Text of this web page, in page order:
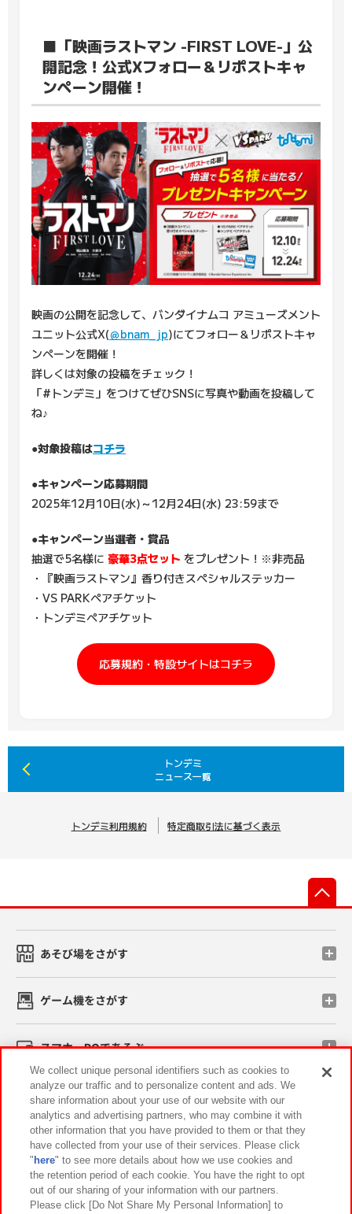
■「映画ラストマン -FIRST LOVE-」公
開記念！公式Xフォロー＆リポストキャ
ンペーン開催！
映画の公開を記念して、バンダイナムコ アミューズメント
ユニット公式X(＠bnam_jp)にてフォロー＆リポストキャ
ンペーンを開催！
詳しくは対象の投稿をチェック！
「#トンデミ」をつけてぜひSNSに写真や動画を投稿して
ね♪
●対象投稿はコチラ
●キャンペーン応募期間
2025年12月10日(水)～12月24日(水) 23:59まで
●キャンペーン当選者・賞品
抽選で5名様に 豪華3点セット をプレゼント！※非売品
・『映画ラストマン』香り付きスペシャルステッカー
・VS PARKペアチケット
・トンデミペアチケット
応募規約・特設サイトはコチラ
トンデミ
ニュース一覧
トンデミ利用規約 特定商取引法に基づく表示
あそび場をさがす
ゲーム機をさがす
スマホ・PCであそぶ
イベント・キャンペーン
関連会社 サステナビリティ サイトポリシー
プライバシーポリシー ウェブアクセシビリティ方針と検証結果
We collect unique personal identifiers such as cookies to
analyze our traffic and to personalize content and ads. We
share information about your use of our website with our
analytics and advertising partners, who may combine it with
other information that you have provided to them or that they
have collected from your use of their services. Please click
" here" to see more details about how we use cookies and
the retention period of each cookie. You have the right to opt
out of our sharing of your information with our partners.
Please click [Do Not Share My Personal Information] to